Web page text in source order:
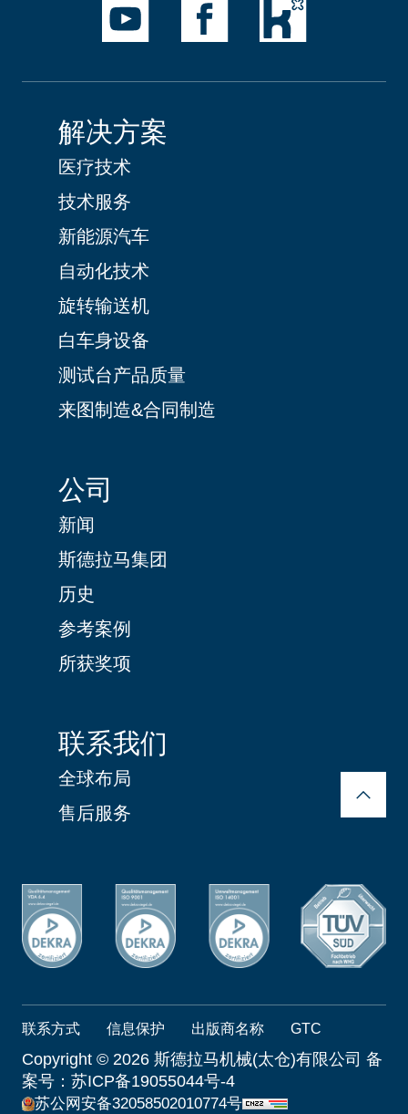
解决方案
医疗技术
技术服务
新能源汽车
自动化技术
旋转输送机
白车身设备
测试台产品质量
来图制造&合同制造
公司
新闻
斯德拉马集团
历史
参考案例
所获奖项
联系我们
全球布局
售后服务
联系方式 信息保护 出版商名称 GTC
Copyright © 2026 斯德拉马机械(太仓)有限公司 备
案号： 苏ICP备19055044号-4
苏公网安备32058502010774号